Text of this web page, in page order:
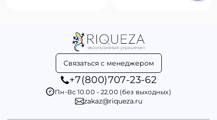
Связаться с менеджером
+7(800)707-23-62
Пн-Вс 10.00 - 22.00 (без выходных)
zakaz@riqueza.ru